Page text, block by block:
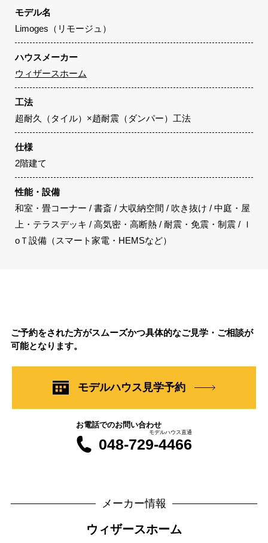
モデル名
Limoges（リモージュ）
ハウスメーカー
ウィザースホーム
工法
超耐久（タイル）×趙耐震（ダンパー）工法
仕様
2階建て
性能・設備
和室・畳コーナー / 書斎 / 大収納空間 / 吹き抜け / 中庭・屋
上・テラスデッキ / 高気密・高断熱 / 耐震・免震・制震 / Ｉ
oＴ設備（スマート家電・HEMSなど）
ご予約をされた方がスムーズかつ具体的なご見学・ご相談が
可能となります。
モデルハウス見学予約
お電話でのお問い合わせ
048-729-4466
モデルハウス直通
メーカー情報
ウィザースホーム